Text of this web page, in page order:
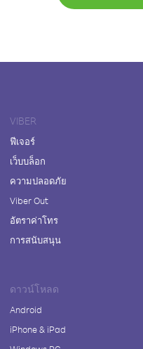
VIBER
ฟีเจอร์
เว็บบล็อก
ความปลอดภัย
Viber Out
อัตราค่าโทร
การสนับสนุน
ดาวน์โหลด
Android
iPhone & iPad